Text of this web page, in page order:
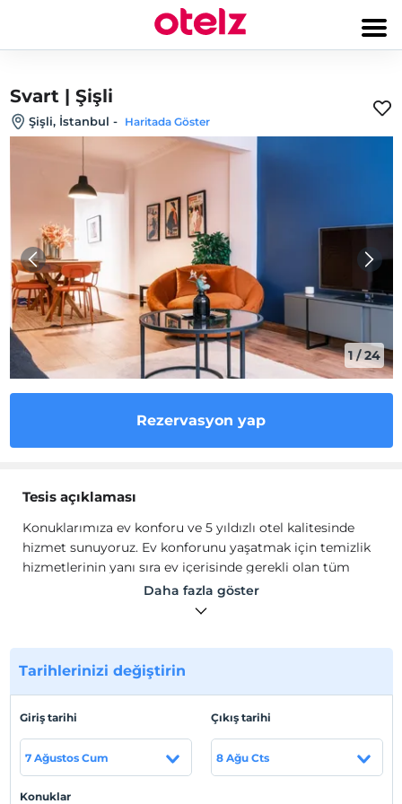
Svart | Şişli
Şişli, İstanbul - Haritada Göster
1/24
Rezervasyon yap
Tesis açıklaması
Konuklarımıza ev konforu ve 5 yıldızlı otel kalitesinde
hizmet sunuyoruz. Ev konforunu yaşatmak için temizlik
hizmetlerinin yanı sıra ev içerisinde gerekli olan tüm
olanakları sağlıyoruz.
Şişli'de bir cenneti keşfedin! İstanbul'da kısa süreli
olan Svart, City's Nişantaşı'na sadece 5 dakika mesafede
stratejik bir konuma sahiptir. Canlı bir semtte konfor ve
içinize çekin. Yakındaki bir dizi mağaza, restoran ve
turistik yer ile gerçek şehir yaşamını deneyimleyin.
Unutulmaz bir konaklama için şimdi rezervasyon
Daha fazla göster
Tarihlerinizi değiştirin
Giriş tarihi
7 Ağustos Cum
Çıkış tarihi
8 Ağu Cts
Konuklar